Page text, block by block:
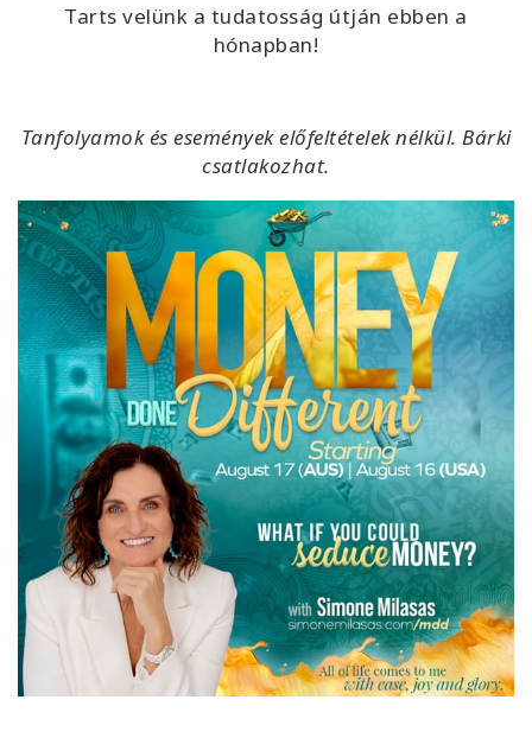
Tarts velünk a tudatosság útján ebben a
hónapban!
Tanfolyamok és események előfeltételek nélkül. Bárki
csatlakozhat.